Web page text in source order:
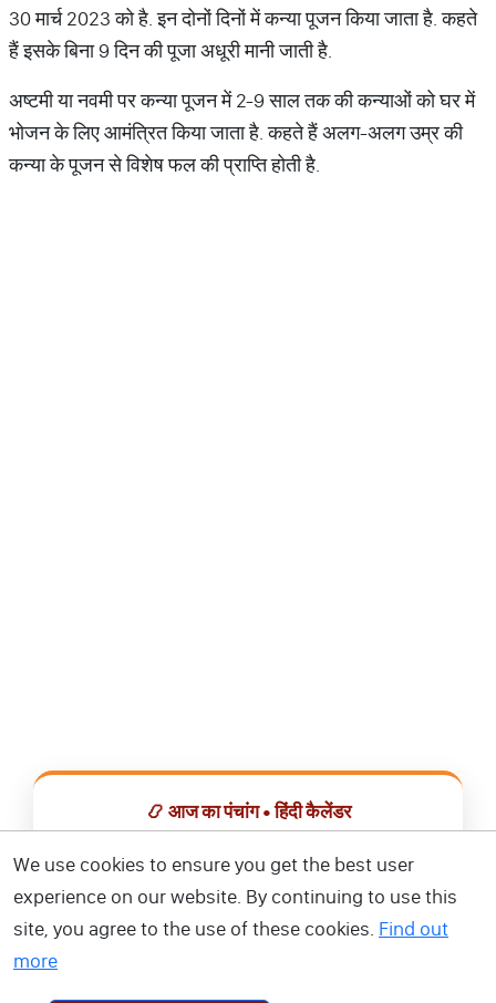
30 मार्च 2023 को है. इन दोनों दिनों में कन्या पूजन किया जाता है. कहते
हैं इसके बिना 9 दिन की पूजा अधूरी मानी जाती है.
अष्टमी या नवमी पर कन्या पूजन में 2-9 साल तक की कन्याओं को घर में
भोजन के लिए आमंत्रित किया जाता है. कहते हैं अलग-अलग उम्र की
कन्या के पूजन से विशेष फल की प्राप्ति होती है.
📿 आज का पंचांग • हिंदी कैलेंडर
📅 हिंदी कैलेंडर ऐप डाउनलोड करें
We use cookies to ensure you get the best user
experience on our website. By continuing to use this
site, you agree to the use of these cookies. Find out
more